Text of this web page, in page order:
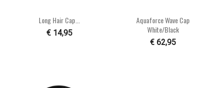
Long Hair Cap...
€ 14,95
Aquaforce Wave Cap
White/black
€ 62,95